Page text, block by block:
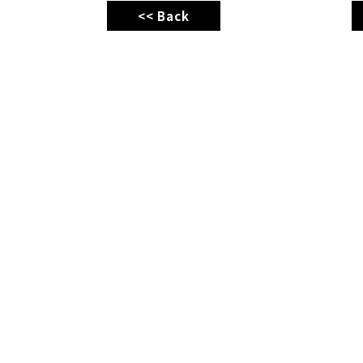
<< Back